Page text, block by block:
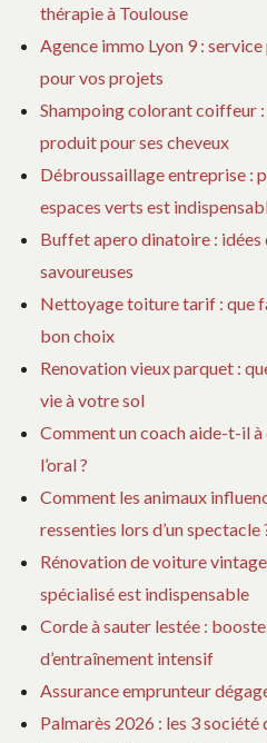
thérapie à Toulouse
Agence immo Lyon 9 :
pour vos projets
Shampoing colorant coiffeur
produit pour ses cheveux
Débroussaillage entreprise :
espaces verts est
Buffet apero dinatoire : idées
savoureuses
Nettoyage toiture tarif : que
bon choix
Renovation vieux parquet :
vie à votre sol
Comment un coach aide-t-il
l’oral ?
Comment les animaux
ressenties lors d’un spectacle
Rénovation de voiture
spécialisé est indispensable
Corde à sauter lestée :
d’entraînement intensif
Assurance emprunteur
Palmarès 2026 : les 3